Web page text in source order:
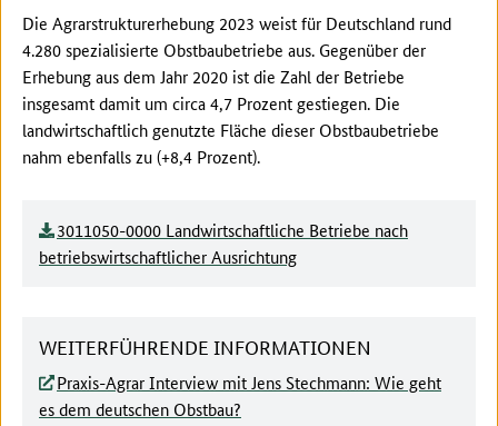
Die Agrarstrukturerhebung 2023 weist für Deutschland rund
4.280 spezialisierte Obstbaubetriebe aus. Gegenüber der
Erhebung aus dem Jahr 2020 ist die Zahl der Betriebe
insgesamt damit um circa 4,7 Prozent gestiegen. Die
landwirtschaftlich genutzte Fläche dieser Obstbaubetriebe
nahm ebenfalls zu (+8,4 Prozent).
3011050-0000 Landwirtschaftliche Betriebe nach
betriebswirtschaftlicher Ausrichtung
WEITERFÜHRENDE INFORMATIONEN
Praxis-Agrar Interview mit Jens Stechmann: Wie geht
es dem deutschen Obstbau?